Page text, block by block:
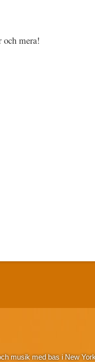
och mera!
musik med bas i New